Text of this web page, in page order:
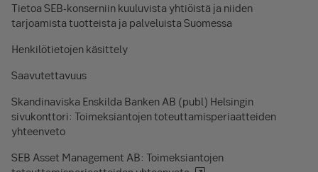
Tietoa SEB-konserniin kuuluvista yhtiöistä ja niiden
tarjoamista tuotteista ja palveluista Suomessa
Henkilötietojen käsittely
Saavutettavuus
Skandinaviska Enskilda Banken AB (publ) Helsingin
sivukonttori: Toimeksiantojen toteuttamisperiaatteiden
yhteenveto
SEB Asset Management AB: Toimeksiantojen